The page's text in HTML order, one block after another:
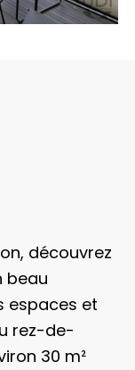
découvrez
beau
espaces et
rez-de-
30 m²